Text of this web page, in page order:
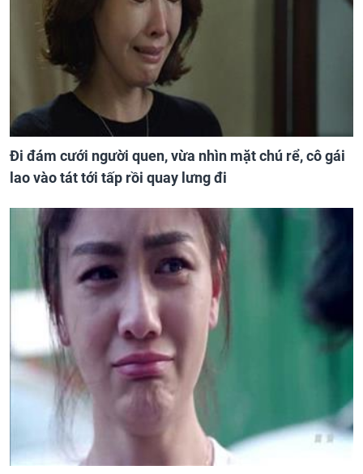
Đi đám cưới người quen, vừa nhìn mặt chú rể, cô gái
lao vào tát tới tấp rồi quay lưng đi